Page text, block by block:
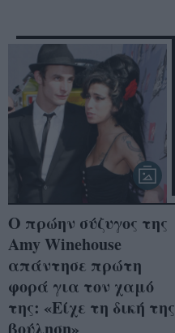
Ο πρώην σύζυγος της
Amy Winehouse
απάντησε πρώτη
φορά για τον χαμό
της: «Είχε τη δική της